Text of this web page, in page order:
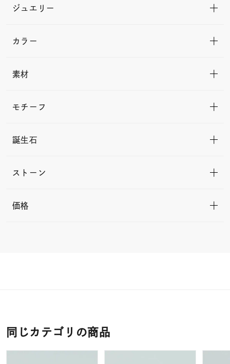
ジュエリー
カラー
素材
モチーフ
誕生石
ストーン
価格
同じカテゴリの商品